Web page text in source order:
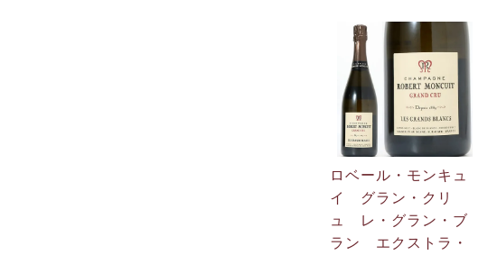
ロベール・モンキュ
イ グラン・クリ
ュ レ・グラン・ブ
ラン エクストラ・